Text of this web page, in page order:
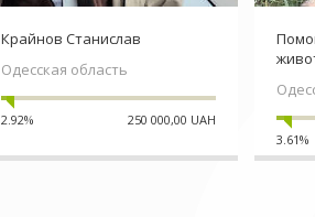
Крайнов Станислав
Одесская область
2.92% 250 000,00 UAH
3.61%